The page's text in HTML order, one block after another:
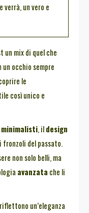
verrà, un vero e
un mix di quel che
occhio sempre
le
così unico e
minimalisti, ildesign
fronzoli del passato.
non solo belli, ma
avanzata che li
riflettono un’eleganza